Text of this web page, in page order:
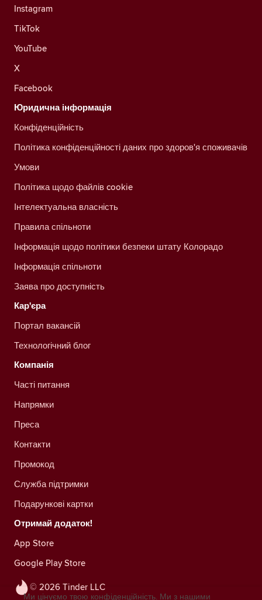
© 2026 Tinder LLC
Instagram
TikTok
YouTube
X
Facebook
Юридична інформація
Конфіденційність
Політика конфіденційності даних про здоров'я споживачів
Умови
Політика щодо файлів cookie
Інтелектуальна власність
Правила спільноти
Інформація щодо політики безпеки штату Колорадо
Інформація спільноти
Заява про доступність
Кар'єра
Портал вакансій
Технологічний блог
Компанія
Часті питання
Напрямки
Преса
Контакти
Промокод
Служба підтримки
Подарункові картки
Отримай додаток!
App Store
Google Play Store
Ми цінуємо твою конфіденційність. Ми з нашими